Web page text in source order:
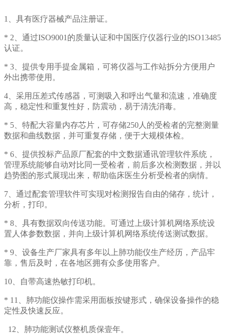
1、具有医疗器械产品注册证。
* 2、通过ISO9001的质量认证和中国医疗仪器行业的ISO13485
认证。
* 3、提供专用手提金属箱，可将仪器与工作站拆分方便用户
外出携带使用。
4、采用压差式传感器，可测吸入和呼出气量和流速，准确度
高，稳定性和重复性好，防震动，易于清洗消毒。
* 5、特配大容量内存芯片，可存储250人的受检者的完整测量
数据和曲线数据，并可重复存储，便于大规模体检。
* 6、提供投标产品原厂配套的中文数据通讯管理软件系统，
管理系统能够自动对比同一受检者，前后多次检测数据，并以
趋势图的形式展现出来，帮助临床医生分析受检者的病情。
7、通过配套管理软件可实现对检测报告自由的储存，统计，
分析，打印。
* 8、具有数据双向传送功能。可通过上级计算机网络系统设
置人体参数数据，并向上级计算机网络系统传送测试数据。
* 9、设备生产厂家具有多年以上肺功能仪生产经历，产品牢
靠，售后及时，在各地区拥有众多使用客户。
10、自带高速热敏打印机。
* 11、肺功能仪操作需采用面板按键形式，确保设备操作的稳
定性及快速反应。
12、肺功能测试仪整机质保壹年。